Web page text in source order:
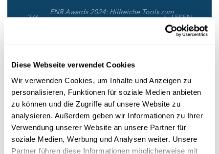
Diese Webseite verwendet Cookies
Wir verwenden Cookies, um Inhalte und Anzeigen zu
personalisieren, Funktionen für soziale Medien anbieten
zu können und die Zugriffe auf unsere Website zu
analysieren. Außerdem geben wir Informationen zu Ihrer
Verwendung unserer Website an unsere Partner für
soziale Medien, Werbung und Analysen weiter. Unsere
Partner führen diese Informationen möglicherweise mit
2 / 6
FNR Awards 2024: Hilfreiche Tools zum
LESEN
4 / 6
FNR Awards 2024: Wie
Netzwerkmodelle der Psychotherapie
zu Hilfe kommen können
LESEN
5 / 6
FNR Awards 2024 : „Wurzeln zum
Wachsen und Flügel zum Fliegen“.
Lesen
6 / 6
FNR Awards 2024 : Eine Methode zur
Optimierung des Auftragens von
LESEN